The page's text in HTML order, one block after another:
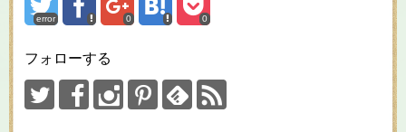
error 0 0
フォローする